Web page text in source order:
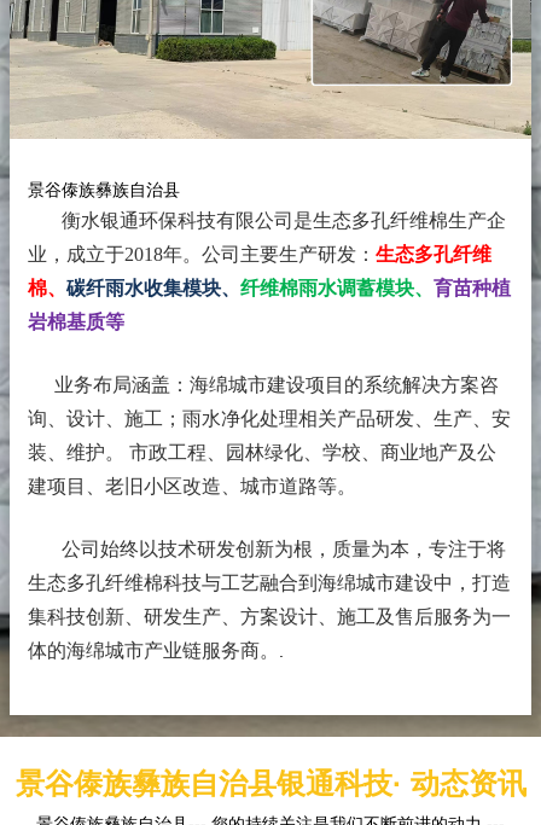
景谷傣族彝族自治县
衡水银通环保科技有限公司是生态多孔纤维棉生产企
业，成立于2018年。 公司主要生产研发： 生态多孔纤维
棉、 碳纤雨水收集模块、 纤维棉雨水调蓄模块、 育苗种植
岩棉基质等
业务布局涵盖：海绵城市建设项目的系统解决方案咨
询、设计、施工；雨水净化处理相关产品研发、生产、安
装、维护。 市政工程、园林绿化、学校、商业地产及公
建项目、老旧小区改造、城市道路等。
公司始终以技术研发创新为根，质量为本，专注于将
生态多孔纤维棉科技与工艺融合到海绵城市建设中，打造
集科技创新、研发生产、方案设计、施工及售后服务为一
体的海绵城市产业链服务商。
景谷傣族彝族自治县银通科技· 动态资讯